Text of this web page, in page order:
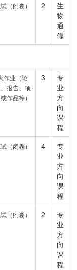
（闭卷） 2
生
物
通
修
作业（论
报告、项
作品等）
3
专
业
方
向
课
程
（闭卷） 4
专
业
方
向
课
程
（闭卷） 2
专
业
方
向
课
程